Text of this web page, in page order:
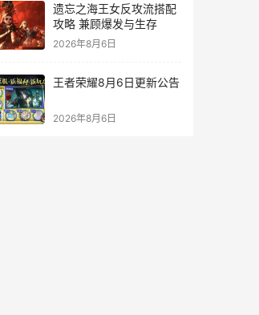
遗忘之海王女反攻流搭配
攻略 兼顾爆发与生存
2026年8月6日
王者荣耀8月6日更新公告
2026年8月6日